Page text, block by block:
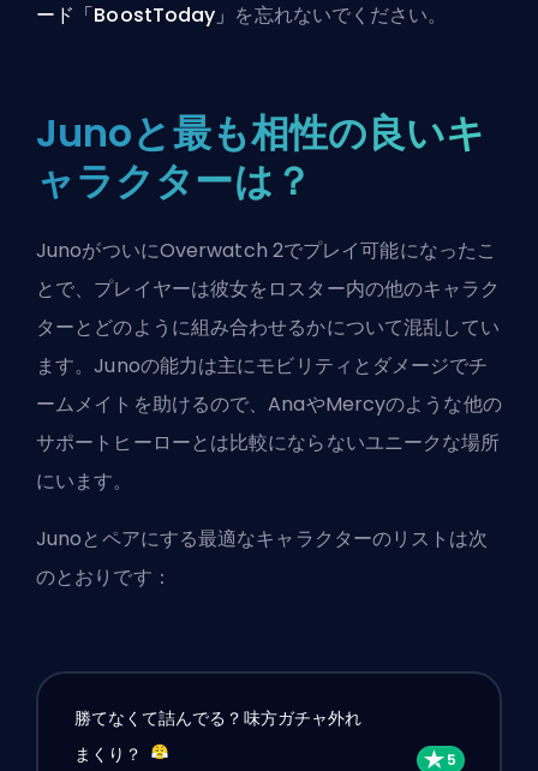
ード「BoostToday」 を忘れないでください。
Junoと最も相性の良いキ
ャラクターは？
JunoがついにOverwatch 2でプレイ可能になったこ
とで、プレイヤーは彼女をロスター内の他のキャラク
ターとどのように組み合わせるかについて混乱してい
ます。Junoの能力は主にモビリティとダメージでチ
ームメイトを助けるので、AnaやMercyのような他の
サポートヒーローとは比較にならないユニークな場所
にいます。
Junoとペアにする最適なキャラクターのリストは次
のとおりです：
勝てなくて詰んでる？味方ガチャ外れ
まくり？